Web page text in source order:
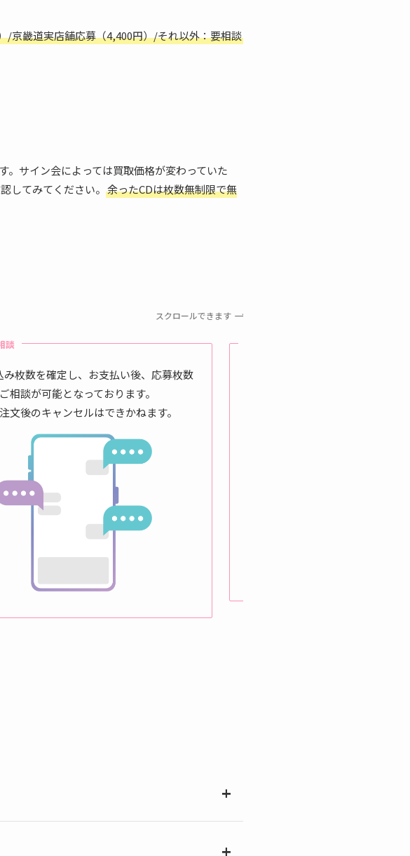
/京畿道実店舗応募（4,400円）/それ以外：要相談
。サイン会によっては買取価格が変わっていた
してみてください。 余ったCDは枚数無制限で無
スクロールできます
談
み枚数を確定し、お支払い後、応募枚数
相談が可能となっております。
文後のキャンセルはできかねます。